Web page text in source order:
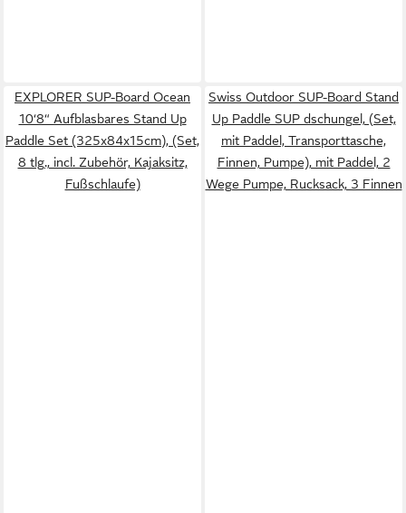
EXPLORER SUP-Board Ocean
10‘8“ Aufblasbares Stand Up
Paddle Set (325x84x15cm), (Set,
8 tlg., incl. Zubehör, Kajaksitz,
Fußschlaufe)
Swiss Outdoor SUP-Board Stand
Up Paddle SUP dschungel, (Set,
mit Paddel, Transporttasche,
Finnen, Pumpe), mit Paddel, 2
Wege Pumpe, Rucksack, 3 Finnen